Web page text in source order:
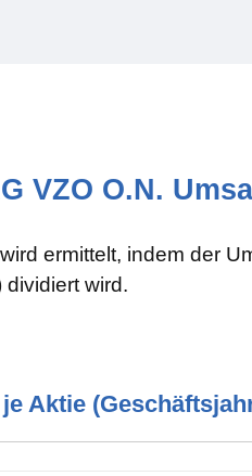
VZO O.N.
wird ermittelt, indem der
wird.
Aktie